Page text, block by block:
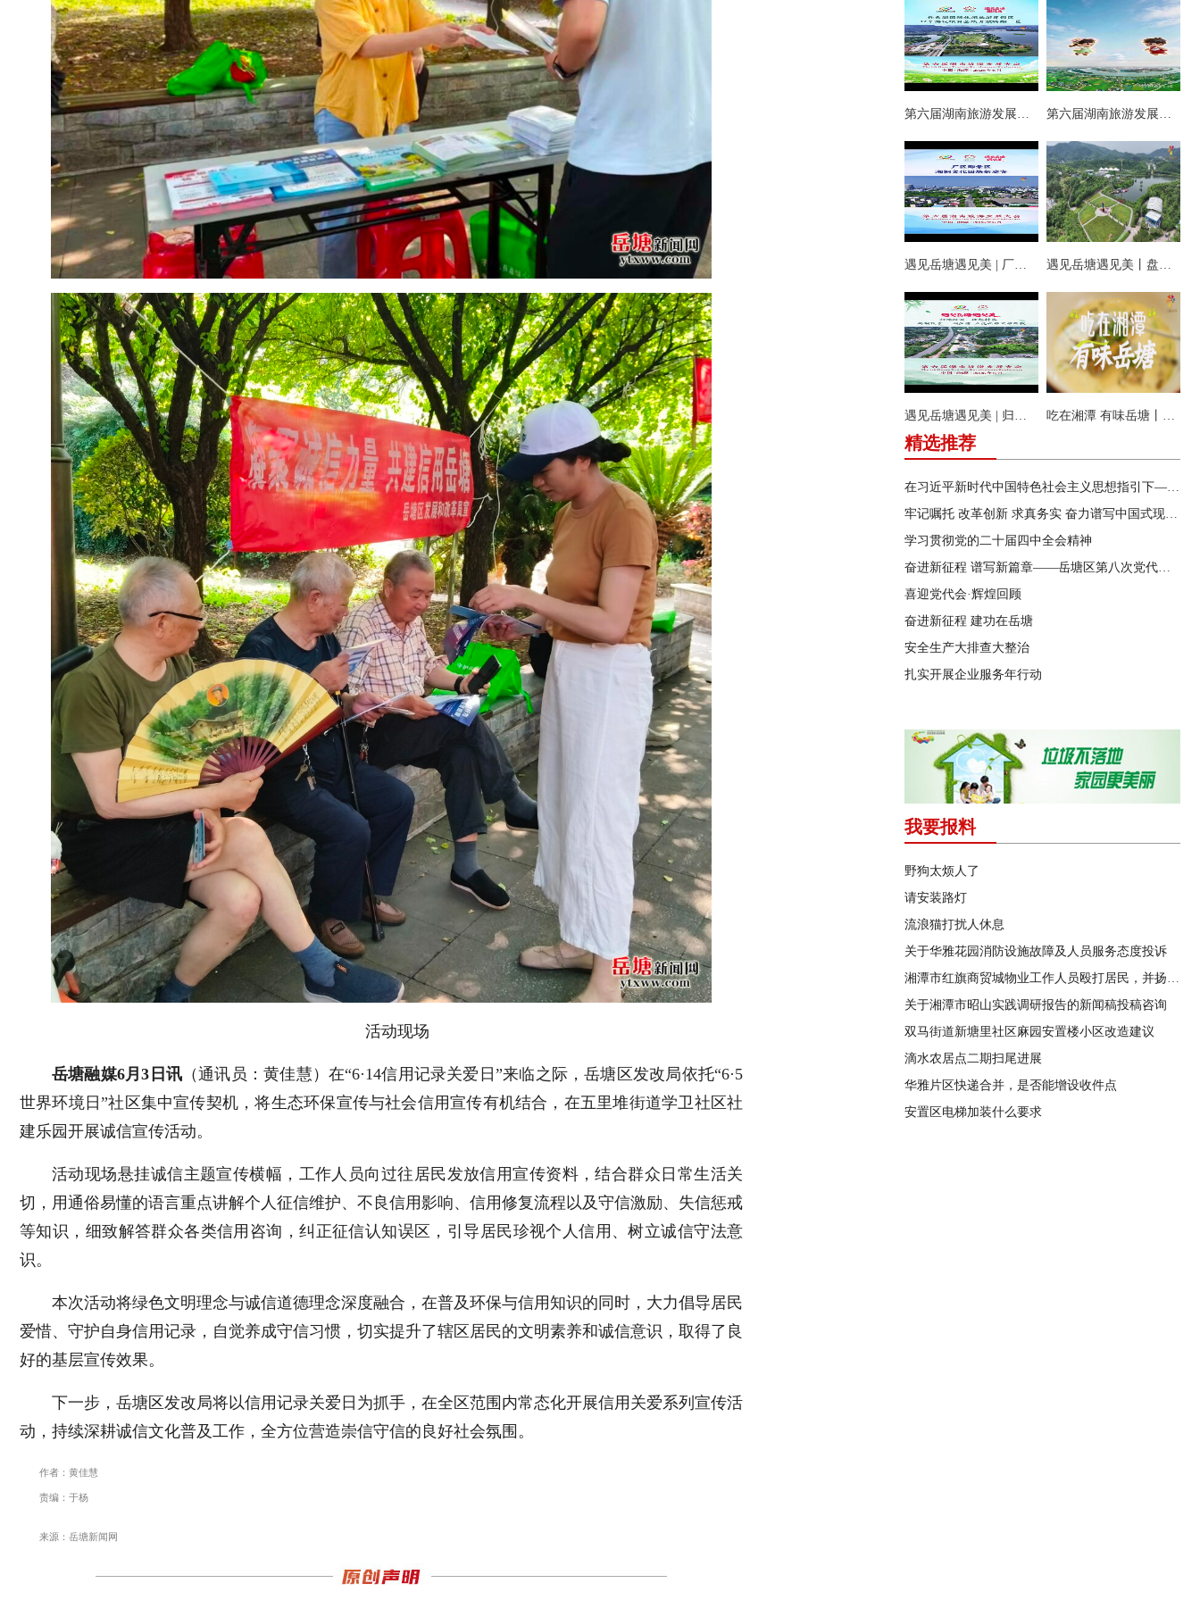
活动现场
岳塘融媒6月3日讯（通讯员：黄佳慧）在“6·14信用记录关爱日”来临之际，岳塘区发改局依托“6·5
世界环境日”社区集中宣传契机，将生态环保宣传与社会信用宣传有机结合，在五里堆街道学卫社区社
建乐园开展诚信宣传活动。
活动现场悬挂诚信主题宣传横幅，工作人员向过往居民发放信用宣传资料，结合群众日常生活关
切，用通俗易懂的语言重点讲解个人征信维护、不良信用影响、信用修复流程以及守信激励、失信惩戒
等知识，细致解答群众各类信用咨询，纠正征信认知误区，引导居民珍视个人信用、树立诚信守法意
识。
本次活动将绿色文明理念与诚信道德理念深度融合，在普及环保与信用知识的同时，大力倡导居民
爱惜、守护自身信用记录，自觉养成守信习惯，切实提升了辖区居民的文明素养和诚信意识，取得了良
好的基层宣传效果。
下一步，岳塘区发改局将以信用记录关爱日为抓手，在全区范围内常态化开展信用关爱系列宣传活
动，持续深耕诚信文化普及工作，全方位营造崇信守信的良好社会氛围。
作者：黄佳慧
责编：于杨
来源：岳塘新闻网
第六届湖南旅游发展大会丨仰天湖国际休闲旅游度假区17个游玩项目全线开放嗨翻一夏 第六届湖南旅游发展大会丨阿莲潭宝带你云游岳塘
遇见岳塘遇见美 | 厂区即景区，湘钢文化园焕新迎客！ 遇见岳塘遇见美丨盘龙大观园提质焕新迎八方客
遇见岳塘遇见美 | 归隐松涧·理想村落：两期筑景 一涧生香 点亮岳塘文旅新貌 吃在湘潭 有味岳塘丨云盘山下：匠心守本味 小院忆乡愁
精选推荐
在习近平新时代中国特色社会主义思想指引下——新时代 新作为 新篇章
牢记嘱托 改革创新 求真务实 奋力谱写中国式现代化湖南篇章
学习贯彻党的二十届四中全会精神
奋进新征程 谱写新篇章——岳塘区第八次党代会特别报道
喜迎党代会·辉煌回顾
奋进新征程 建功在岳塘
安全生产大排查大整治
扎实开展企业服务年行动
我要报料
野狗太烦人了
请安装路灯
流浪猫打扰人休息
关于华雅花园消防设施故障及人员服务态度投诉
湘潭市红旗商贸城物业工作人员殴打居民，并扬言恐吓“我打死你有冯友根负责”
关于湘潭市昭山实践调研报告的新闻稿投稿咨询
双马街道新塘里社区麻园安置楼小区改造建议
滴水农居点二期扫尾进展
华雅片区快递合并，是否能增设收件点
安置区电梯加装什么要求